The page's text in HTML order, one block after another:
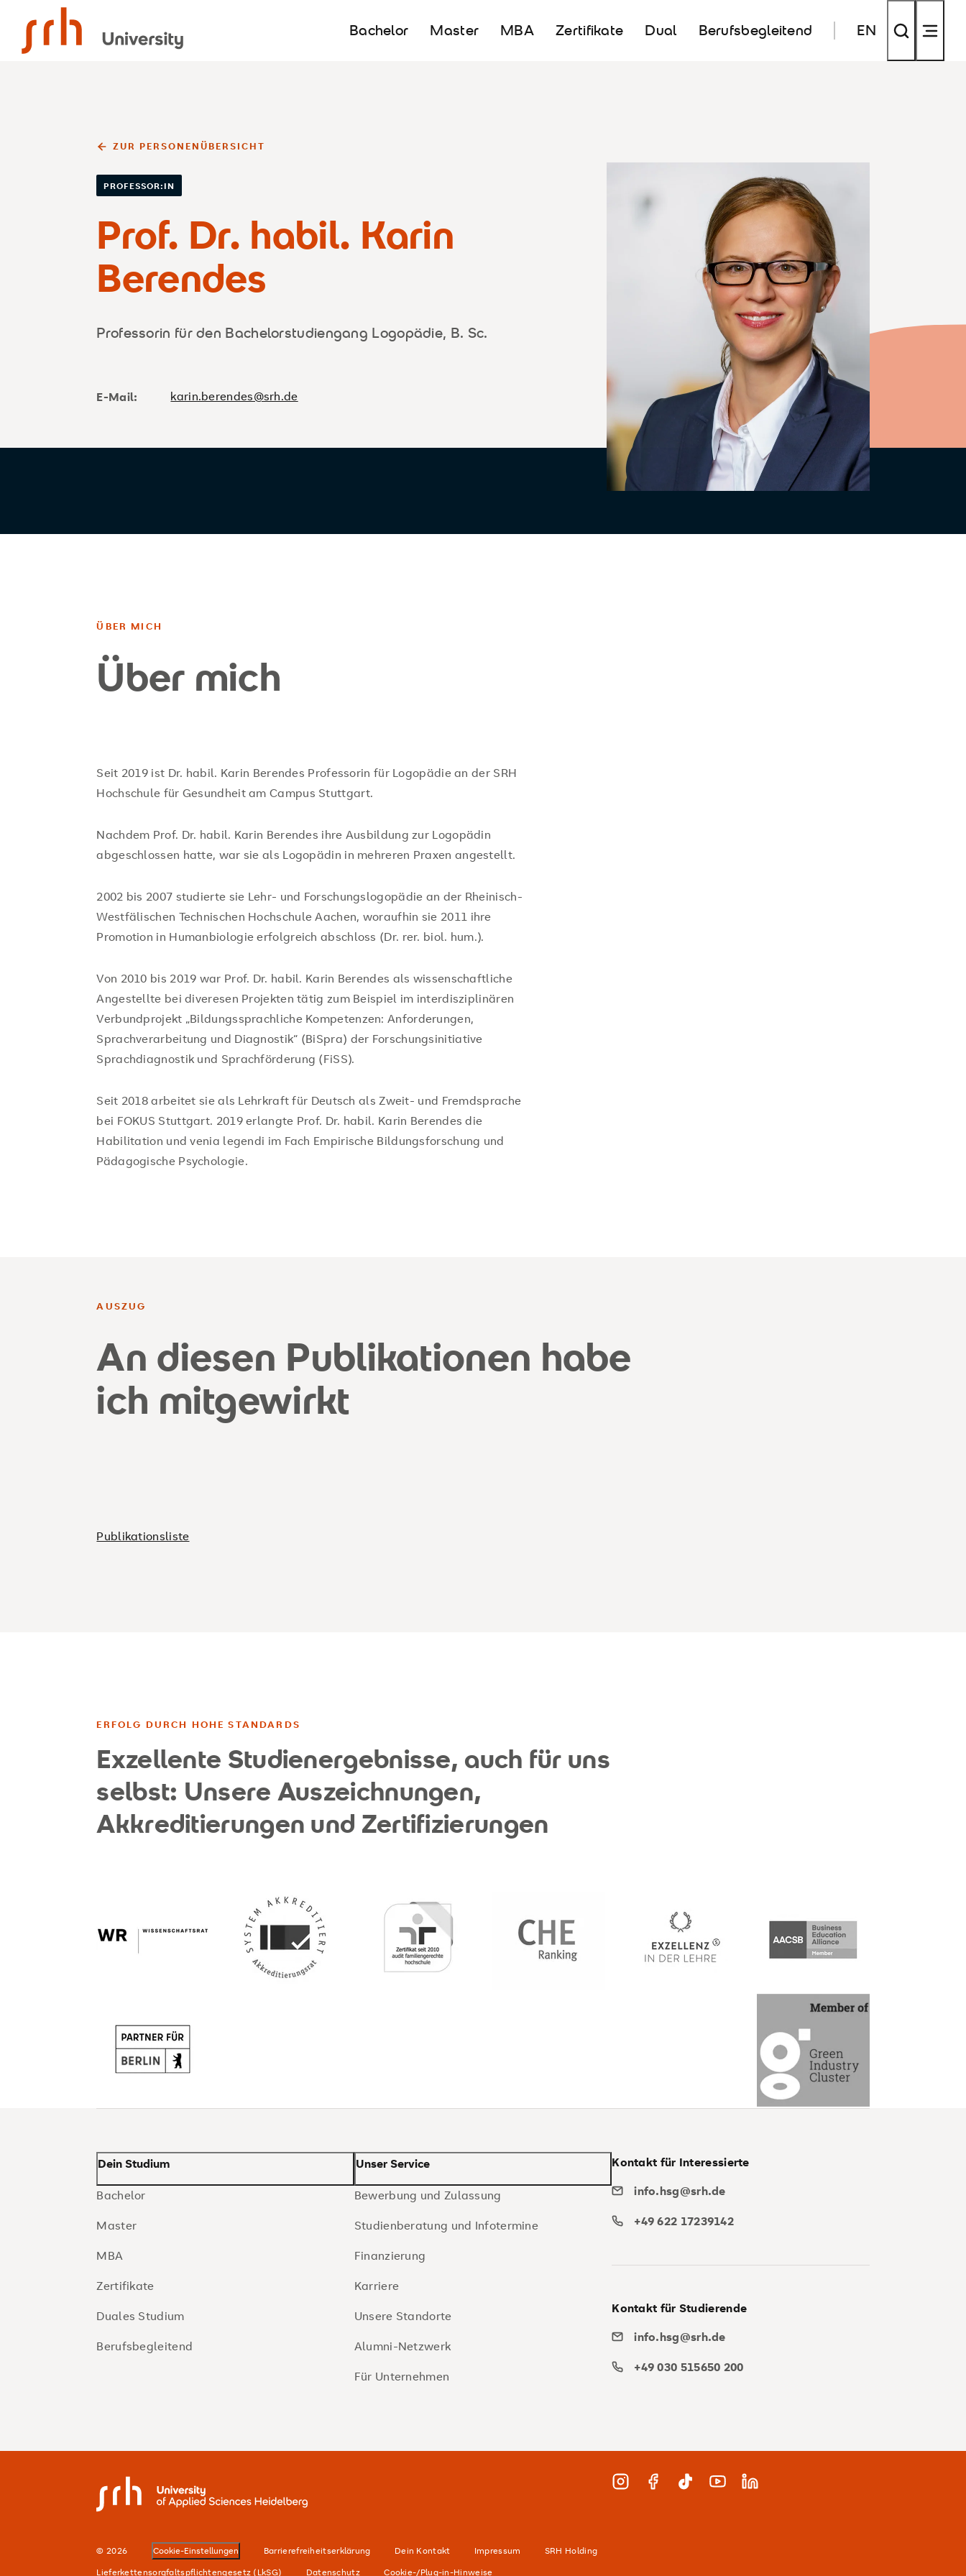
Bachelor Master MBA Zertifikate Dual Berufsbegleitend EN
ZUR PERSONENÜBERSICHT
PROFESSOR:IN
Prof. Dr. habil. Karin
Berendes
Professorin für den Bachelorstudiengang Logopädie, B. Sc.
E-Mail: karin.berendes@srh.de
ÜBER MICH
Über mich
Seit 2019 ist Dr. habil. Karin Berendes Professorin für Logopädie an der SRH
Hochschule für Gesundheit am Campus Stuttgart.
Nachdem Prof. Dr. habil. Karin Berendes ihre Ausbildung zur Logopädin
abgeschlossen hatte, war sie als Logopädin in mehreren Praxen angestellt.
2002 bis 2007 studierte sie Lehr- und Forschungslogopädie an der Rheinisch-
Westfälischen Technischen Hochschule Aachen, woraufhin sie 2011 ihre
Promotion in Humanbiologie erfolgreich abschloss (Dr. rer. biol. hum.).
Von 2010 bis 2019 war Prof. Dr. habil. Karin Berendes als wissenschaftliche
Angestellte bei diveresen Projekten tätig zum Beispiel im interdisziplinären
Verbundprojekt „Bildungssprachliche Kompetenzen: Anforderungen,
Sprachverarbeitung und Diagnostik“ (BiSpra) der Forschungsinitiative
Sprachdiagnostik und Sprachförderung (FiSS).
Seit 2018 arbeitet sie als Lehrkraft für Deutsch als Zweit- und Fremdsprache
bei FOKUS Stuttgart. 2019 erlangte Prof. Dr. habil. Karin Berendes die
Habilitation und venia legendi im Fach Empirische Bildungsforschung und
Pädagogische Psychologie.
AUSZUG
An diesen Publikationen habe
ich mitgewirkt
Publikationsliste
ERFOLG DURCH HOHE STANDARDS
Exzellente Studienergebnisse, auch für uns
selbst: Unsere Auszeichnungen,
Akkreditierungen und Zertifizierungen
Dein Studium
Bachelor
Master
MBA
Zertifikate
Duales Studium
Berufsbegleitend
Unser Service
Bewerbung und Zulassung
Studienberatung und Infotermine
Finanzierung
Karriere
Unsere Standorte
Alumni-Netzwerk
Für Unternehmen
Kontakt für Interessierte
info.hsg@srh.de
+49 622 17239142
Kontakt für Studierende
info.hsg@srh.de
+49 030 515650 200
InstagramFacebookTikTokYouTubeLinkedIn
SRH University
© 2026 Cookie-Einstellungen Barrierefreiheitserklärung Dein Kontakt Impressum
SRH Holding
Lieferkettensorgfaltspflichtengesetz (LkSG)
Datenschutz Cookie-/Plug-in-Hinweise